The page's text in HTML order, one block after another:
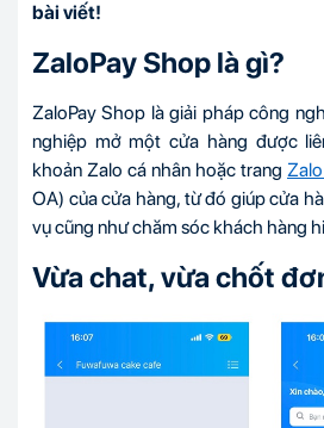
bài viết!
ZaloPay Shop là gì?
ZaloPay Shop là giải pháp công
nghiệp mở một cửa hàng được
khoản Zalo cá nhân hoặc trang
OA) của cửa hàng, từ đó giúp cửa
vụ cũng như chăm sóc khách hàng
Vừa chat, vừa chốt